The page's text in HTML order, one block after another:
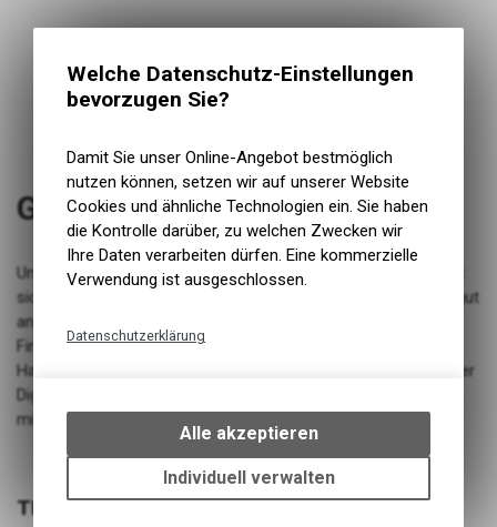
Grippler Grip Lock-On 33mm
Unser patentiertes Compound und Diamantschliff-Finish fühlt
sich sowohl mit Handschuhen als auch mit blossen Händen gut
an - und mit dem rampenförmigen Griffprofil auf der
Fingerseite und der unterschiedlichen Greiftiefe auf der
Handflächenseite bringt Grippler Sie auf ein höheres Niveau der
Digitalisierung. Jetzt in 10 Farben und zwei Grössen erhältlich,
mit Double Lock Ons.
TECHNISCHE DATEN
Welche Datenschutz-Einstellungen
bevorzugen Sie?
Damit Sie unser Online-Angebot bestmöglich
nutzen können, setzen wir auf unserer Website
Cookies und ähnliche Technologien ein. Sie haben
die Kontrolle darüber, zu welchen Zwecken wir
Ihre Daten verarbeiten dürfen. Eine kommerzielle
Verwendung ist ausgeschlossen.
Datenschutzerklärung
bestimmte Interaktionen und
Einstellungen auf Ihrem Gerät,
um die grundlegenden
Funktionen unseres Online-
Alle akzeptieren
Individuell verwalten